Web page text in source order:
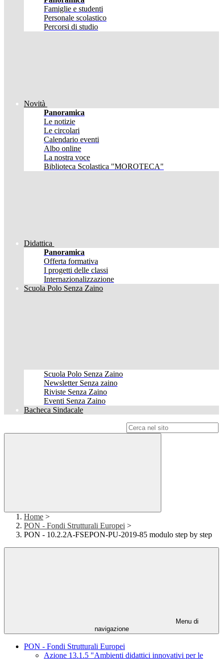
Famiglie e studenti
Personale scolastico
Percorsi di studio
Novità
Panoramica
Le notizie
Le circolari
Calendario eventi
Albo online
La nostra voce
Biblioteca Scolastica "MOROTECA"
Didattica
Panoramica
Offerta formativa
I progetti delle classi
Internazionalizzazione
Scuola Polo Senza Zaino
Scuola Polo Senza Zaino
Newsletter Senza zaino
Riviste Senza Zaino
Eventi Senza Zaino
Bacheca Sindacale
Home >
PON - Fondi Strutturali Europei >
PON - 10.2.2A-FSEPON-PU-2019-85 modulo step by step
Menu di
navigazione
PON - Fondi Strutturali Europei
Azione 13.1.5 "Ambienti didattici innovativi per le